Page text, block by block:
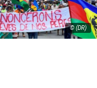
© (DR)